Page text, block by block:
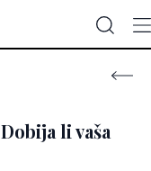
li vaša